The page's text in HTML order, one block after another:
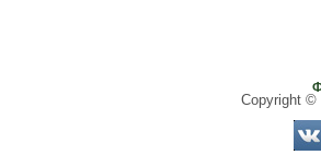
Copyright